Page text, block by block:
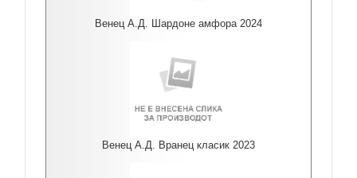
Венец А.Д. Шардоне амфора 2024
Венец А.Д. Вранец класик 2023